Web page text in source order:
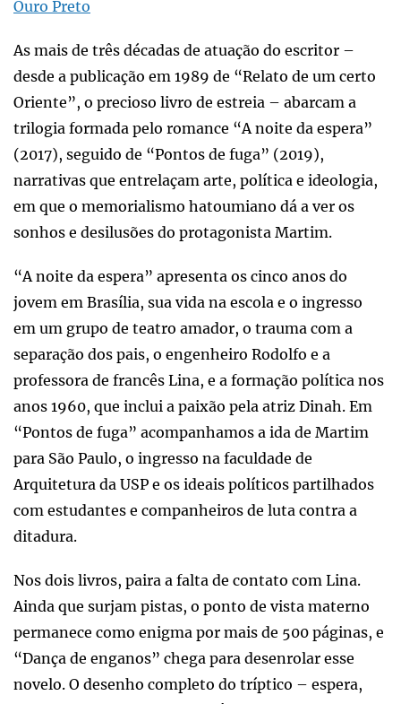
Ouro Preto
As mais de três décadas de atuação do escritor –
desde a publicação em 1989 de “Relato de um certo
Oriente”, o precioso livro de estreia – abarcam a
trilogia formada pelo romance “A noite da espera”
(2017), seguido de “Pontos de fuga” (2019),
narrativas que entrelaçam arte, política e ideologia,
em que o memorialismo hatoumiano dá a ver os
sonhos e desilusões do protagonista Martim.
“A noite da espera” apresenta os cinco anos do
jovem em Brasília, sua vida na escola e o ingresso
em um grupo de teatro amador, o trauma com a
separação dos pais, o engenheiro Rodolfo e a
professora de francês Lina, e a formação política nos
anos 1960, que inclui a paixão pela atriz Dinah. Em
“Pontos de fuga” acompanhamos a ida de Martim
para São Paulo, o ingresso na faculdade de
Arquitetura da USP e os ideais políticos partilhados
com estudantes e companheiros de luta contra a
ditadura.
Nos dois livros, paira a falta de contato com Lina.
Ainda que surjam pistas, o ponto de vista materno
permanece como enigma por mais de 500 páginas, e
“Dança de enganos” chega para desenrolar esse
novelo. O desenho completo do tríptico – espera,